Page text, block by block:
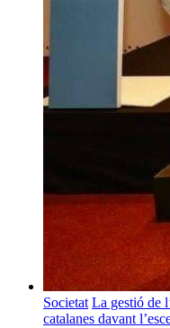
Societat La gestió de
catalanes davant